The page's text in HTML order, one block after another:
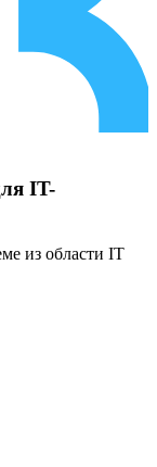
IT-
из области IT